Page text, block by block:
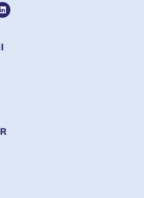
L
i
d
i